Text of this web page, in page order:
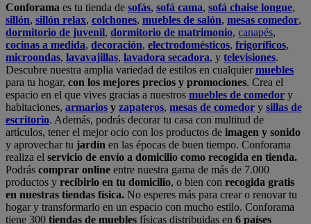
Conforama es tu tienda de sofás, sofá cama, sofá chaise longue,
sillón, sillón relax, colchones, muebles de salón, mesas comedor,
dormitorio de juvenil, dormitorio de matrimonio, canapés,
cocinas a medida, decoración, electrodomésticos, frigoríficos,
microondas, lavavajillas, lavadora secadora, y televisiones.
Descubre nuestra amplia variedad de estilos en cualquiermuebles
para tu hogar, con los mejores precios y promociones. Crea el
espacio en el que vives gracias a nuestros muebles de comedor y
habitaciones, armarios y zapateros, mesas de comedor y sillas de
escritorio. Además, podrás decorar tu casa con multitud de
artículos, tener el mejor ocio con los productos de imagen y sonido
y aprovechar tu jardín en las épocas de buen tiempo. Conforama
realiza el servicio de envío a domicilio como recogida en tienda.
Podrás comprar online entre nuestra gama de más de 7.000
productos y recibirlo en tu domicilio, o bien con recogida gratis
en nuestras tiendas física. No esperes más para crear o renovar tu
hogar y transformarlo en un espacio con mucho estilo. Conforama
tiene 300 tiendas de muebles físicas distribuidas en 6 países